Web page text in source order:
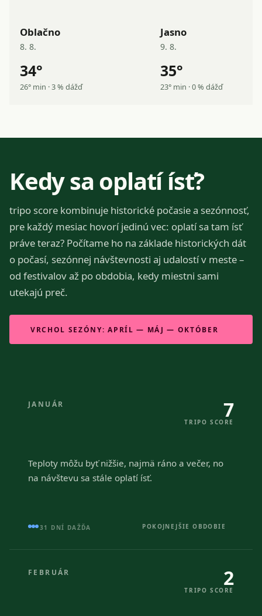
Oblačno
8. 8.
34°
26° min · 3 % dážď
Jasno
9. 8.
35°
23° min · 0 % dážď
Kedy sa oplatí ísť?
tripo score kombinuje historické počasie a sezónnosť,
pre každý mesiac hovorí jedinú vec: oplatí sa tam ísť
práve teraz? Počítame ho na základe historických dát
o počasí, sezónnej návštevnosti aj udalostí v meste –
od festivalov až po obdobia, kedy miestni sami
utekajú preč.
VRCHOL SEZÓNY: APRÍL — MÁJ — OKTÓBER
JANUÁR 7
TRIPO SCORE
Teploty môžu byť nižšie, najmä ráno a večer, no
na návštevu sa stále oplatí ísť.
31 DNÍ DAŽĎA POKOJNEJŠIE OBDOBIE
FEBRUÁR 2
TRIPO SCORE